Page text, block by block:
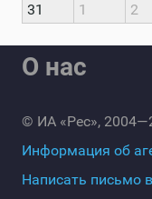
31
1 2
О нас
© ИА «Рес»,
Информация об
Написать письмо